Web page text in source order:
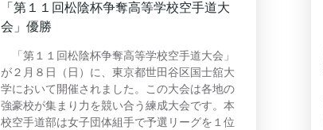
「第１１回松陰杯争奪高等学校空手道大
会」優勝
「第１１回松陰杯争奪高等学校空手道大会」
が２月８日（日）に、東京都世田谷区国士舘大
学において開催されました。この大会は各地の
強豪校が集まり力を競い合う練成大会です。本
校空手道部は女子団体組手で予選リーグを１位